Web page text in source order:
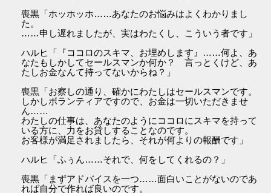
喪黒「ホッホッホ……あなたのお悩みはよくわかりまし
た。
……申し遅れましたが、実はわたくし、こういう者です」
ハルヒ「『ココロのスキマ、お埋めします』……何よ、あ
なたもしかしてセールスマンか何か？ 言っとくけど、あ
たしお金なんて持ってないからね？」
喪黒「お察しの通り、確かにわたしはセールスマンです。
しかしボランティアですので、お金は一切いただきませ
ん……
わたしの仕事は、あなたのようにココロにスキマを持って
いる方に、力をお貸しすることなのです。
お客様が満足されましたら、それが何よりの報酬です」
ハルヒ「ふぅん……それで、何をしてくれるの？」
喪黒「まずアドバイスを一つ……面白いことがないのであ
れば自分で作れば良いのです。